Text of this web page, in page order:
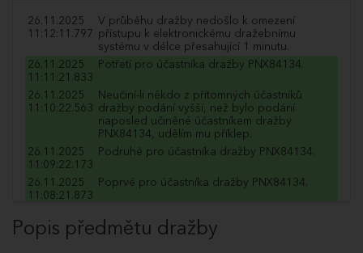
26.11.2025
11:12:11.797
V průběhu dražby nedošlo k omezení
přístupu k elektronickému dražebnímu
systému v délce přesahující 1 minutu.
26.11.2025
11:11:21.833
Potřetí pro účastníka dražby PNX84134.
26.11.2025
11:10:22.563
Neučiní-li někdo z přítomných účastníků
dražby podání vyšší, než bylo podání
naposled učiněné účastníkem dražby
PNX84134, udělím mu příklep.
26.11.2025
11:09:22.173
Podruhé pro účastníka dražby PNX84134.
26.11.2025
11:08:21.873
Poprvé pro účastníka dražby PNX84134.
11:08:21.843 ve výši 1 050 000 Kč a navýšil nabídnutou
cenu na 40 107 800 Kč.
Popis předmětu dražby